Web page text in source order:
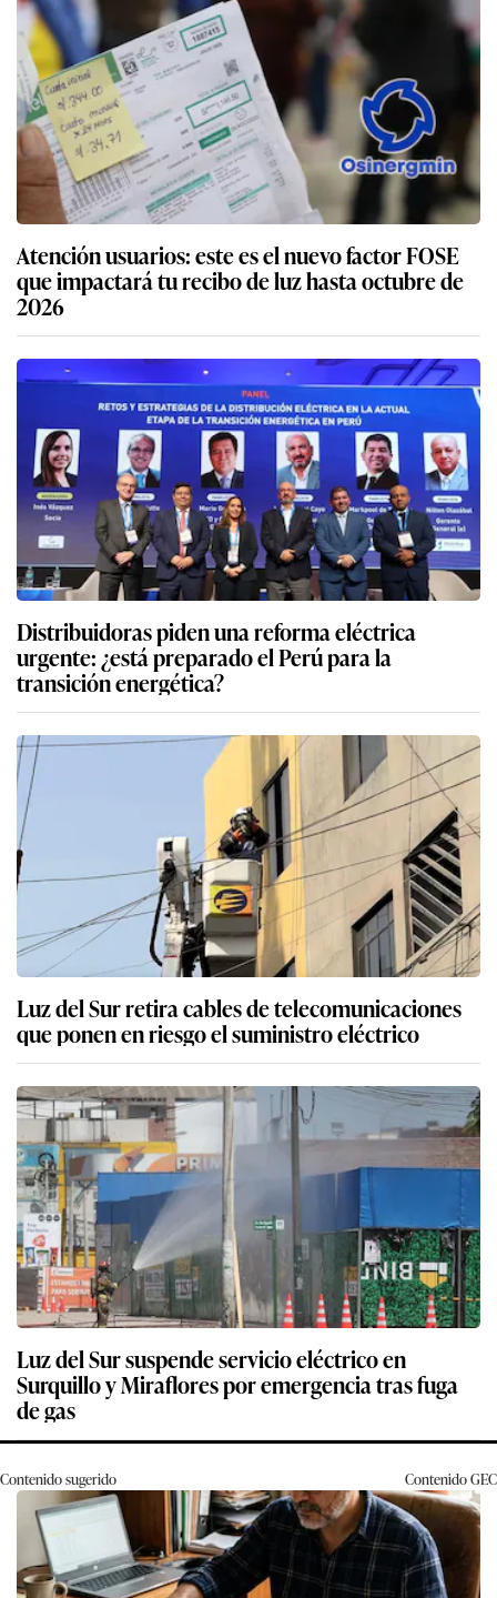
Atención usuarios: este es el nuevo factor FOSE
que impactará tu recibo de luz hasta octubre de
2026
Distribuidoras piden una reforma eléctrica
urgente: ¿está preparado el Perú para la
transición energética?
Luz del Sur retira cables de telecomunicaciones
que ponen en riesgo el suministro eléctrico
Luz del Sur suspende servicio eléctrico en
Surquillo y Miraflores por emergencia tras fuga
de gas
Contenido sugerido ContenidoGEC